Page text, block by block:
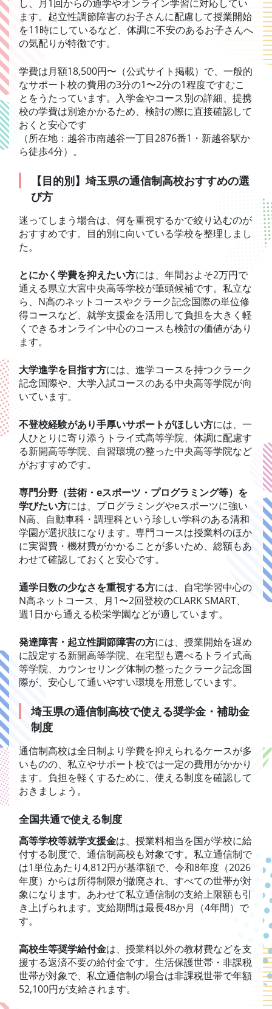
し、月1回からの通学やオンライン学習に対応してい
ます。起立性調節障害のお子さんに配慮して授業開始
を11時にしているなど、体調に不安のあるお子さんへ
の気配りが特徴です。
学費は月額18,500円〜（公式サイト掲載）で、一般的
なサポート校の費用の3分の1〜2分の1程度ですむこ
とをうたっています。入学金やコース別の詳細、提携
校の学費は別途かかるため、検討の際に直接確認して
おくと安心です
（所在地：越谷市南越谷一丁目2876番1・新越谷駅か
ら徒歩4分）。
【目的別】埼玉県の通信制高校おすすめの選
び方
迷ってしまう場合は、何を重視するかで絞り込むのが
おすすめです。目的別に向いている学校を整理しまし
た。
とにかく学費を抑えたい方には、年間およそ2万円で
通える県立大宮中央高等学校が筆頭候補です。私立な
ら、N高のネットコースやクラーク記念国際の単位修
得コースなど、就学支援金を活用して負担を大きく軽
くできるオンライン中心のコースも検討の価値があり
ます。
大学進学を目指す方には、進学コースを持つクラーク
記念国際や、大学入試コースのある中央高等学院が向
いています。
不登校経験があり手厚いサポートがほしい方には、一
人ひとりに寄り添うトライ式高等学院、体調に配慮す
る新開高等学院、自習環境の整った中央高等学院など
がおすすめです。
専門分野（芸術・eスポーツ・プログラミング等）を
学びたい方には、プログラミングやeスポーツに強い
N高、自動車科・調理科という珍しい学科のある清和
学園が選択肢になります。専門コースは授業料のほか
に実習費・機材費がかかることが多いため、総額もあ
わせて確認しておくと安心です。
通学日数の少なさを重視する方には、自宅学習中心の
N高ネットコース、月1〜2回登校のCLARK SMART、
週1日から通える松栄学園などが適しています。
発達障害・起立性調節障害の方には、授業開始を遅め
に設定する新開高等学院、在宅型も選べるトライ式高
等学院、カウンセリング体制の整ったクラーク記念国
際が、安心して通いやすい環境を用意しています。
埼玉県の通信制高校で使える奨学金・補助金
制度
通信制高校は全日制より学費を抑えられるケースが多
いものの、私立やサポート校では一定の費用がかかり
ます。負担を軽くするために、使える制度を確認して
おきましょう。
全国共通で使える制度
高等学校等就学支援金は、授業料相当を国が学校に給
付する制度で、通信制高校も対象です。私立通信制で
は1単位あたり4,812円が基準額で、令和8年度（2026
年度）からは所得制限が撤廃され、すべての世帯が対
象になります。あわせて私立通信制の支給上限額も引
き上げられます。支給期間は最長48か月（4年間）で
す。
高校生等奨学給付金は、授業料以外の教材費などを支
援する返済不要の給付金です。生活保護世帯・非課税
世帯が対象で、私立通信制の場合は非課税世帯で年額
52,100円が支給されます。